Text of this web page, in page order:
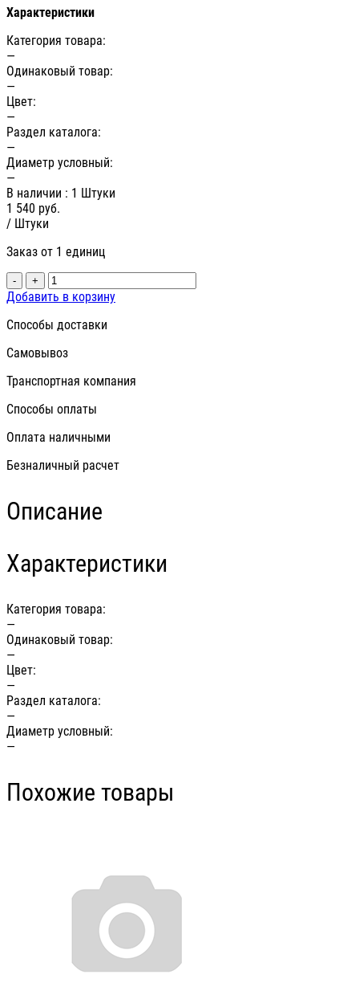
Характеристики
Категория товара:
—
Одинаковый товар:
—
Цвет:
—
Раздел каталога:
—
Диаметр условный:
—
В наличии : 1 Штуки
1 540 руб.
/ Штуки
Заказ от 1 единиц
- +
Добавить в корзину
Способы доставки
Самовывоз
Транспортная компания
Способы оплаты
Оплата наличными
Безналичный расчет
Описание
Характеристики
Категория товара:
—
Одинаковый товар:
—
Цвет:
—
Раздел каталога:
—
Диаметр условный:
—
Похожие товары